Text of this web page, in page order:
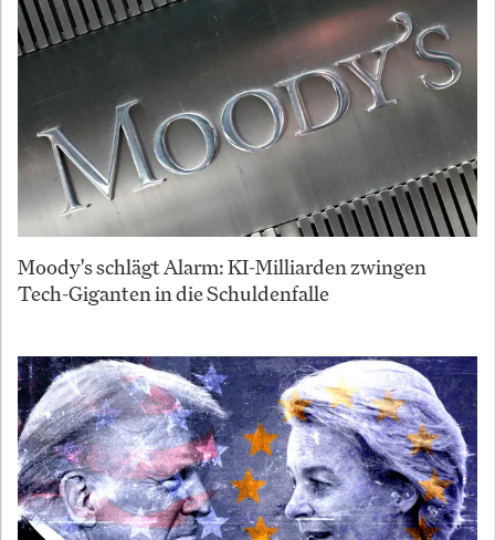
Moody's schlägt Alarm: KI-Milliarden zwingen
Tech-Giganten in die Schuldenfalle